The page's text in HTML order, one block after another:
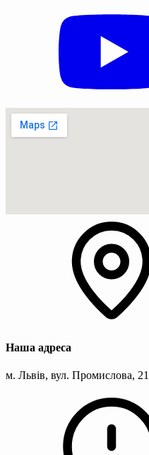
Наша адреса
м. Львів, вул. Промислова, 21